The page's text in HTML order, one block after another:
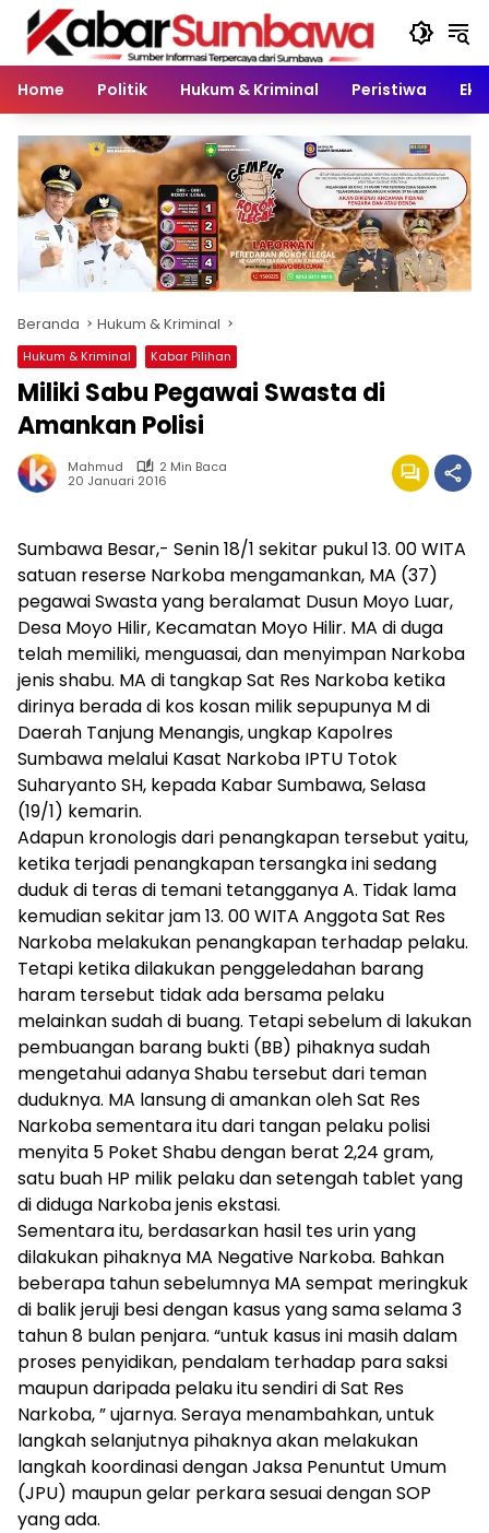
Langsung
konten
Home
Politik Hukum & Kriminal Peristiwa
Beranda Hukum & Kriminal
Hukum & Kriminal Kabar Pilihan
Miliki Sabu Pegawai Swasta di
Amankan Polisi
Mahmud
2 Min Baca
20 Januari 2016
Sumbawa Besar,- Senin 18/1 sekitar pukul 13. 00 WITA
satuan reserse Narkoba mengamankan, MA (37)
pegawai Swasta yang beralamat Dusun Moyo Luar,
Desa Moyo Hilir, Kecamatan Moyo Hilir. MA di duga
telah memiliki, menguasai, dan menyimpan Narkoba
jenis shabu. MA di tangkap Sat Res Narkoba ketika
dirinya berada di kos kosan milik sepupunya M di
Daerah Tanjung Menangis, ungkap Kapolres
Sumbawa melalui Kasat Narkoba IPTU Totok
Suharyanto SH, kepada Kabar Sumbawa, Selasa
(19/1) kemarin.
Adapun kronologis dari penangkapan tersebut yaitu,
ketika terjadi penangkapan tersangka ini sedang
duduk di teras di temani tetangganya A. Tidak lama
kemudian sekitar jam 13. 00 WITA Anggota Sat Res
Narkoba melakukan penangkapan terhadap pelaku.
Tetapi ketika dilakukan penggeledahan barang
haram tersebut tidak ada bersama pelaku
melainkan sudah di buang. Tetapi sebelum di lakukan
pembuangan barang bukti (BB) pihaknya sudah
mengetahui adanya Shabu tersebut dari teman
duduknya. MA lansung di amankan oleh Sat Res
Narkoba sementara itu dari tangan pelaku polisi
menyita 5 Poket Shabu dengan berat 2,24 gram,
satu buah HP milik pelaku dan setengah tablet yang
di diduga Narkoba jenis ekstasi.
Sementara itu, berdasarkan hasil tes urin yang
dilakukan pihaknya MA Negative Narkoba. Bahkan
beberapa tahun sebelumnya MA sempat meringkuk
di balik jeruji besi dengan kasus yang sama selama 3
tahun 8 bulan penjara. “untuk kasus ini masih dalam
proses penyidikan, pendalam terhadap para saksi
maupun daripada pelaku itu sendiri di Sat Res
Narkoba, ” ujarnya. Seraya menambahkan, untuk
langkah selanjutnya pihaknya akan melakukan
langkah koordinasi dengan Jaksa Penuntut Umum
(JPU) maupun gelar perkara sesuai dengan SOP
yang ada.